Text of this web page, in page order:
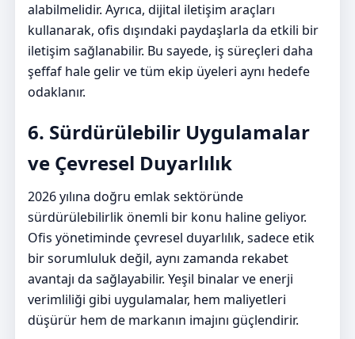
alabilmelidir. Ayrıca, dijital iletişim araçları
kullanarak, ofis dışındaki paydaşlarla da etkili bir
iletişim sağlanabilir. Bu sayede, iş süreçleri daha
şeffaf hale gelir ve tüm ekip üyeleri aynı hedefe
odaklanır.
6. Sürdürülebilir Uygulamalar
ve Çevresel Duyarlılık
2026 yılına doğru emlak sektöründe
sürdürülebilirlik önemli bir konu haline geliyor.
Ofis yönetiminde çevresel duyarlılık, sadece etik
bir sorumluluk değil, aynı zamanda rekabet
avantajı da sağlayabilir. Yeşil binalar ve enerji
verimliliği gibi uygulamalar, hem maliyetleri
düşürür hem de markanın imajını güçlendirir.